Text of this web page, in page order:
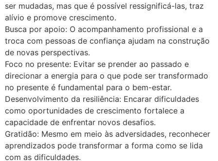
ser mudadas, mas que é possível ressignificá-las, traz
alívio e promove crescimento.
Busca por apoio: O acompanhamento profissional e a
troca com pessoas de confiança ajudam na construção
de novas perspectivas.
Foco no presente: Evitar se prender ao passado e
direcionar a energia para o que pode ser transformado
no presente é fundamental para o bem-estar.
Desenvolvimento da resiliência: Encarar dificuldades
como oportunidades de crescimento fortalece a
capacidade de enfrentar novos desafios.
Gratidão: Mesmo em meio às adversidades, reconhecer
aprendizados pode transformar a forma como se lida
com as dificuldades.